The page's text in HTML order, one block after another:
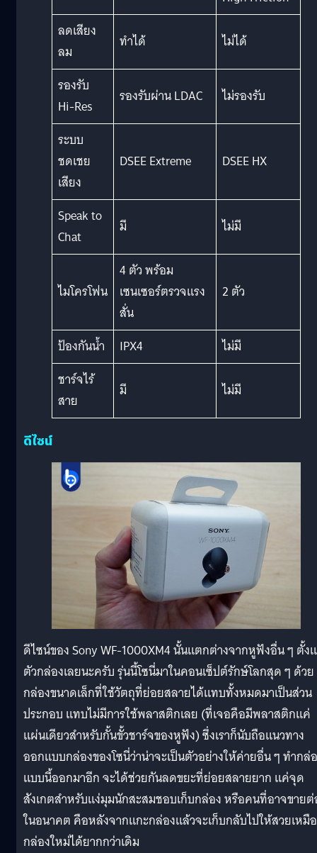
ลดเสียง
ลม
ทำได้ ไม่ได้
รองรับ
Hi-Res
รองรับผ่าน LDAC ไม่รองรับ
ระบบ
ชดเชย
เสียง
DSEE Extreme DSEE HX
Speak to
Chat
มี ไม่มี
ไมโครโฟน
4 ตัว พร้อม
เซนเซอร์ตรวจแรง
สั่น
2 ตัว
ป้องกันน้ำ IPX4
ไม่มี
ชาร์จไร้
สาย
มี ไม่มี
ดีไซน์
ดีไซน์ของ Sony WF-1000XM4 นั้นแตกต่างจากหูฟังอื่น ๆ ตั้ง
ตัวกล่องเลยนะครับ รุ่นนี้โซนี่มาในคอนเซ็ปต์รักษ์โลกสุด ๆ ด้วย
กล่องขนาดเล็กที่ใช้วัตถุที่ย่อยสลายได้แทบทั้งหมดมาเป็นส่วน
ประกอบ แทบไม่มีการใช้พลาสติกเลย (ที่เจอคือมีพลาสติกแค่
แผ่นเดียวสำหรับกั้นขั้วชาร์จของหูฟัง) ซึ่งเราก็นับถือแนวทาง
ออกแบบกล่องของโซนี่ว่าน่าจะเป็นตัวอย่างให้ค่ายอื่น ๆ ทำกล่
แบบนี้ออกมาอีก จะได้ช่วยกันลดขยะที่ย่อยสลายยาก แค่จุด
สังเกตสำหรับแง่มุมนักสะสมชอบเก็บกล่อง หรือคนที่อาจขาย
ในอนาคต คือหลังจากแกะกล่องแล้วจะเก็บกลับไปให้สวยเหมื
กล่องใหม่ได้ยากกว่าเดิม